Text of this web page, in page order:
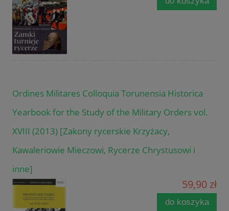
Ordines Militares Colloquia Torunensia Historica
Yearbook for the Study of the Military Orders vol.
XVIII (2013) [Zakony rycerskie Krzyżacy,
Kawaleriowie Mieczowi, Rycerze Chrystusowi i
inne]
59,90 zł
do koszyka